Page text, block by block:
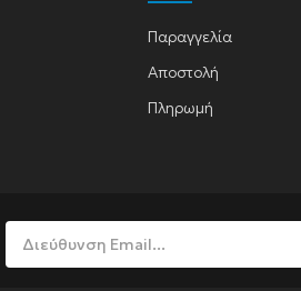
Παραγγελία
Αποστολή
Πληρωμή